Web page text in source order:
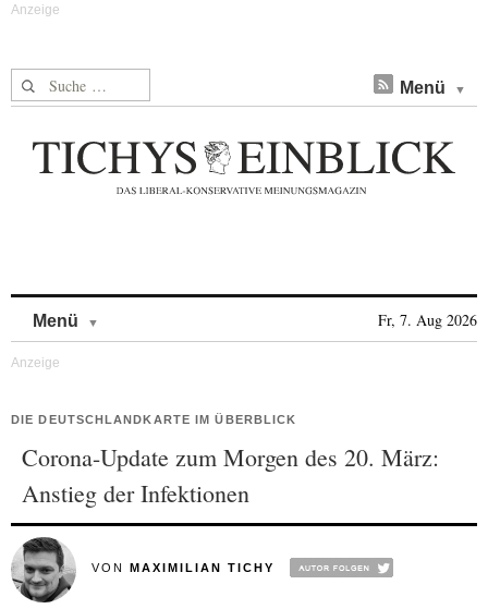
Suche nach: Menü
Menü Fr, 7. Aug 2026
DIE DEUTSCHLANDKARTE IM ÜBERBLICK
Corona-Update zum Morgen des 20. März:
Anstieg der Infektionen
VON MAXIMILIAN TICHY